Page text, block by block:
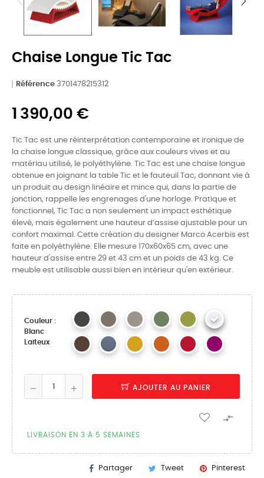
Chaise Longue Tic Tac
Référence 3701478215312
1 390,00 €
Tic Tac est une réinterprétation contemporaine et ironique de
la chaise longue classique, grâce aux couleurs vives et au
matériau utilisé, le polyéthylène. Tic Tac est une chaise longue
obtenue en joignant la table Tic et le fauteuil Tac, donnant vie à
un produit au design linéaire et mince qui, dans la partie de
jonction, rappelle les engrenages d'une horloge. Pratique et
fonctionnel, Tic Tac a non seulement un impact esthétique
élevé, mais également une hauteur d’assise ajustable pour un
confort maximal. Cette création du designer Marco Acerbis est
faite en polyéthylène. Elle mesure 170x60x65 cm, avec une
hauteur d'assise entre 29 et 43 cm et un poids de 43 kg. Ce
meuble est utilisable aussi bien en intérieur qu'en extérieur.
Couleur :
Blanc
Laiteux
AJOUTER AU PANIER

LIVRAISON EN 3 À 5 SEMAINES
Partager Tweet Pinterest